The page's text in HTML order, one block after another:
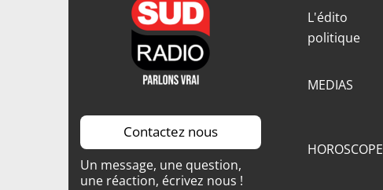
Contactez nous
Un message, une question,
une réaction, écrivez nous !
L'édito
politique
MEDIAS
HOROSCOPE